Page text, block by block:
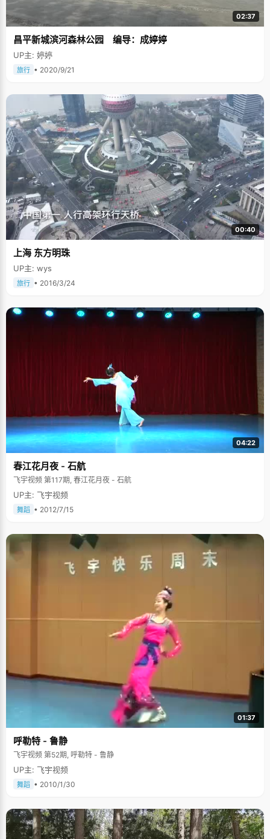
02:37
昌平新城滨河森林公园 编导：成婷婷
UP主: 婷婷
旅行 • 2020/9/21
00:40
上海 东方明珠
UP主: wys
旅行 • 2016/3/24
04:22
春江花月夜 - 石航
飞宇视频 第117期, 春江花月夜 - 石航
UP主: 飞宇视频
舞蹈 • 2012/7/15
01:37
呼勒特 - 鲁静
飞宇视频 第52期, 呼勒特 - 鲁静
UP主: 飞宇视频
舞蹈 • 2010/1/30